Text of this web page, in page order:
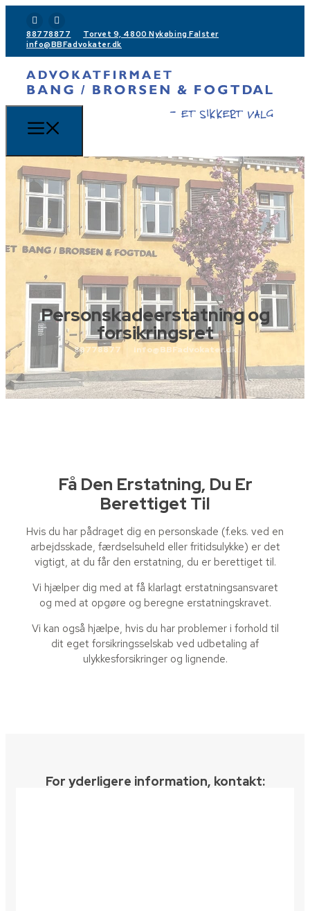
88778877
Torvet 9, 4800 Nykøbing Falster
info@BBFadvokater.dk
Personskadeerstatning og
forsikringsret
88778877 info@BBFadvokater.dk
Få Den Erstatning, Du Er
Berettiget Til
Hvis du har pådraget dig en personskade (f.eks. ved en
arbejdsskade, færdselsuheld eller fritidsulykke) er det
vigtigt, at du får den erstatning, du er berettiget til.
Vi hjælper dig med at få klarlagt erstatningsansvaret
og med at opgøre og beregne erstatningskravet.
​Vi kan også hjælpe, hvis du har problemer i forhold til
dit eget forsikringsselskab ved udbetaling af
ulykkesforsikringer og lignende.
For yderligere information, kontakt:​